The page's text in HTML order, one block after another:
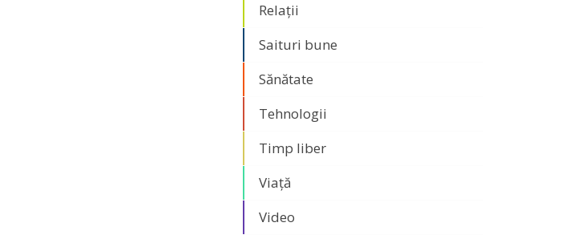
Relații
Saituri bune
Sănătate
Tehnologii
Timp liber
Viață
Video